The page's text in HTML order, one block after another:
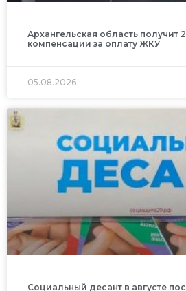
Архангельская область получит
компенсации за оплату ЖКУ
05.08.2026
Социальный десант в августе